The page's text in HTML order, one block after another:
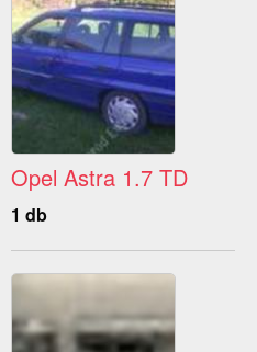
Opel Astra 1.7 TD
1 db